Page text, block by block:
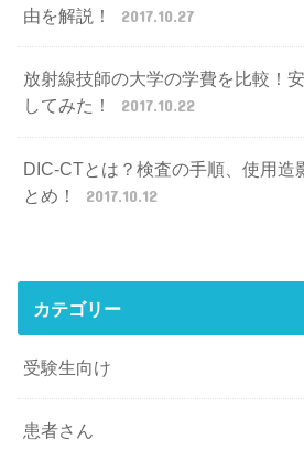
由を解説！
2017.10.27
放射線技師の大学の学費を比較！
してみた！
2017.10.22
DIC-CTとは？検査の手順、使用造
とめ！
2017.10.12
カテゴリー
受験生向け
患者さん